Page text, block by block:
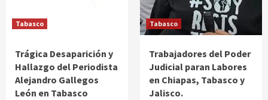
Tabasco
Trágica Desaparición y
Hallazgo del Periodista
Alejandro Gallegos
León en Tabasco
Tabasco
Trabajadores del Poder
Judicial paran Labores
en Chiapas, Tabasco y
Jalisco.